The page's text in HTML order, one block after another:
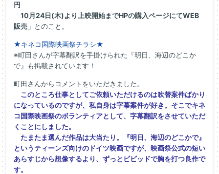
円
10月24日(木)より上映開始までHPの購入ページにてWEB
販売」 とのこと。
★キネコ国際映画祭チラシ★
※町田さんが字幕翻訳を手掛けられた『明日、海辺のどこか
で』も掲載されています！
町田さんからコメントをいただきました。
このところ仕事としてご依頼いただけるのは吹替案件ばかり
になっているのですが、私自身は字幕案件が好き。そこでキネ
コ国際映画祭のボランティアとして、字幕翻訳をさせていただ
くことにしました。
たまたま選んだ作品は大当たり。『明日、海辺のどこかで』
というティーンズ向けのドイツ映画ですが、映画祭公式の短い
あらすじから想像するより、ずっとビビッドで胸を打つ良作で
す。